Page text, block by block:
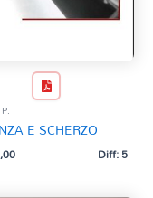
E SCHERZO
Diff: 5